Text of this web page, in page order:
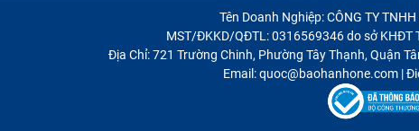
và tiến hành sửa chữa (để bảo đảm quyền lợi khách hàng
viên mang đi thay main điện thoại Sony Xperia Xz2).
tháo main ra khỏi máy, vệ sinh toàn bộ máy rồi lấy main
Tên Doanh Nghiệp: CÔNG TY
MST/ĐKKD/QĐTL: 0316569346 do sở KHĐT
Địa Chỉ: 721 Trường Chinh, Phường Tây Thạnh, Quận
Email: quoc@baohanhone.com |